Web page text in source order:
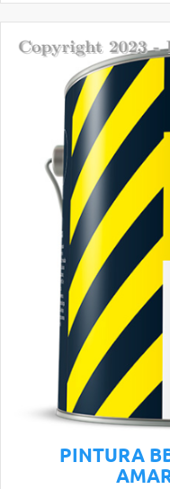
PINTURA